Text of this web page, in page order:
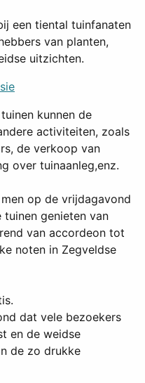
een tiental tuinfanaten
van planten,
uitzichten.
kunnen de
activiteiten, zoals
de verkoop van
over tuinaanleg,enz.
op de vrijdagavond
genieten van
van accordeon tot
noten in Zegveldse
dat vele bezoekers
en de weidse
de zo drukke